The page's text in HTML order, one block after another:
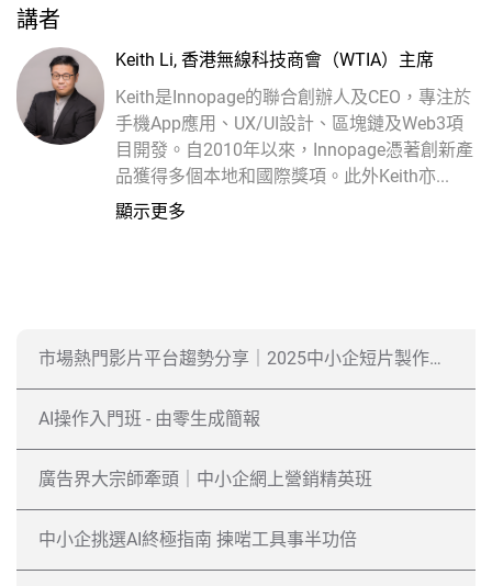
講者
Keith Li, 香港無線科技商會（WTIA）主席
Keith是Innopage的聯合創辦人及CEO，專注於
手機App應用、UX/UI設計、區塊鏈及Web3項
目開發。自2010年以來，Innopage憑著創新產
品獲得多個本地和國際獎項。此外Keith亦...
顯示更多
市場熱門影片平台趨勢分享｜2025中小企短片製作攻略
AI操作入門班 - 由零生成簡報
廣告界大宗師牽頭｜中小企網上營銷精英班
中小企挑選AI終極指南 揀啱工具事半功倍